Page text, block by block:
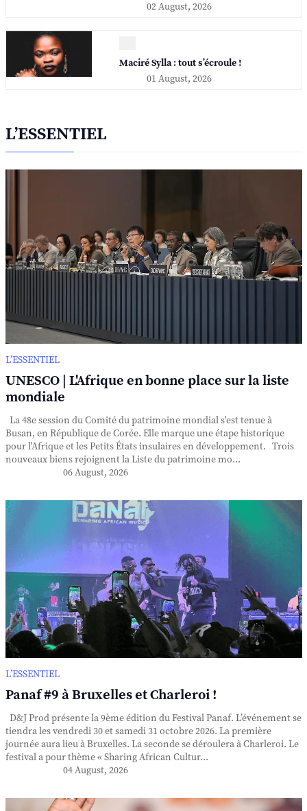
02 August, 2026
Maciré Sylla : tout s’écroule !
01 August, 2026
L’ESSENTIEL
L’ESSENTIEL
UNESCO | L'Afrique en bonne place sur la liste
mondiale
La 48e session du Comité du patrimoine mondial s'est tenue à
Busan, en République de Corée. Elle marque une étape historique
pour l'Afrique et les Petits États insulaires en développement. Trois
nouveaux biens rejoignent la Liste du patrimoine mo...
06 August, 2026
L’ESSENTIEL
Panaf #9 à Bruxelles et Charleroi !
D&J Prod présente la 9ème édition du Festival Panaf. L’événement se
tiendra les vendredi 30 et samedi 31 octobre 2026. La première
journée aura lieu à Bruxelles. La seconde se déroulera à Charleroi. Le
festival a pour thème « Sharing African Cultur...
04 August, 2026